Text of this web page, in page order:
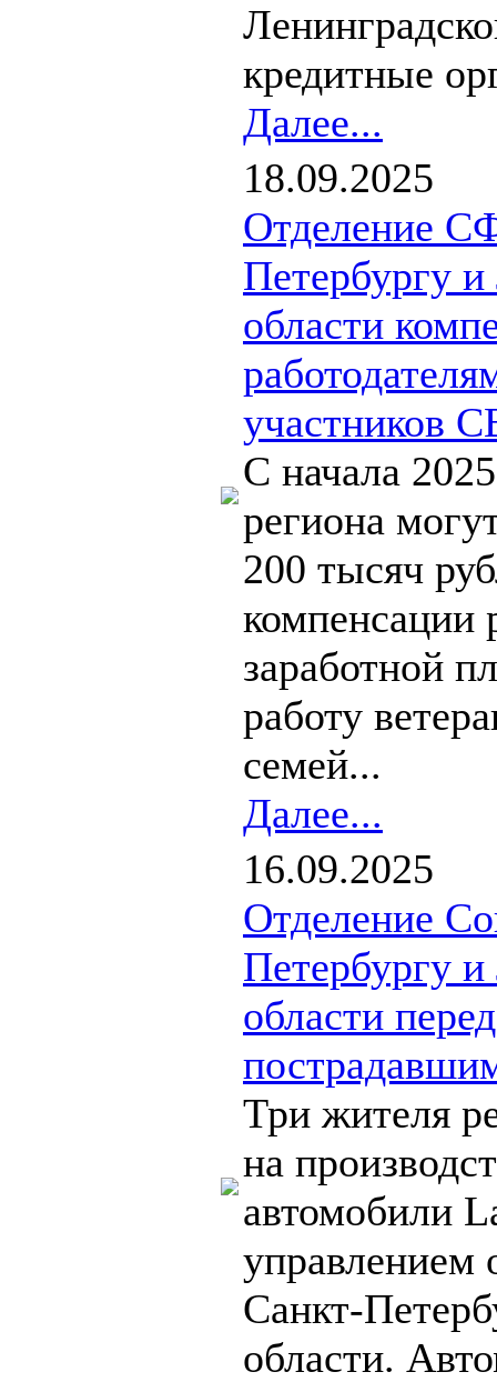
кредитные
Далее...
18.09.2025
Отделение
Петербургу
области
участников
С начала
региона
200 тысяч
компенсации
заработной
работу
семей...
Далее...
16.09.2025
Отделение
Петербургу
области
Три жителя
на
автомобили
Санкт-
области.